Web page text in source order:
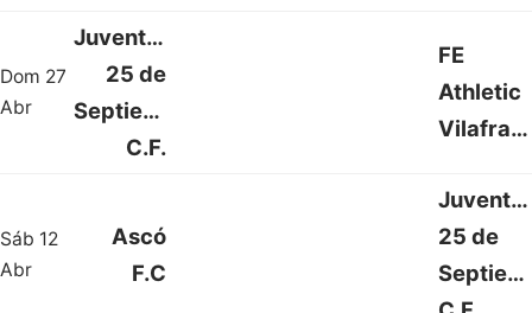
Dom 27
Abr
Juventud
25 de
Septiembre
C.F.
FE
Athletic
Vilafranca
Sáb 12
Abr
Ascó
F.C
25 de